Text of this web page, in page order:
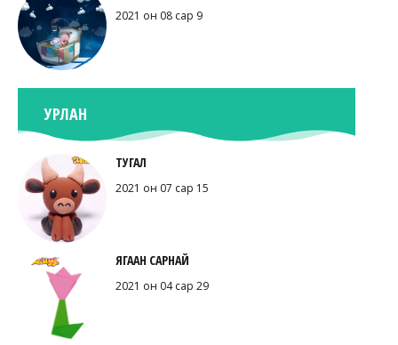
2021 он 08 сар 9
УРЛАН
ТУГАЛ
2021 он 07 сар 15
ЯГААН САРНАЙ
2021 он 04 сар 29